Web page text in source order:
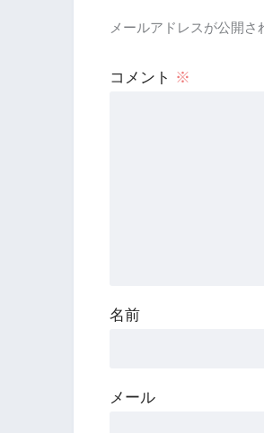
メールアドレスが公開さ
コメント ※
名前
メール